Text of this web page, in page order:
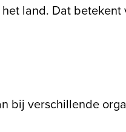
land. Dat
bij verschillende